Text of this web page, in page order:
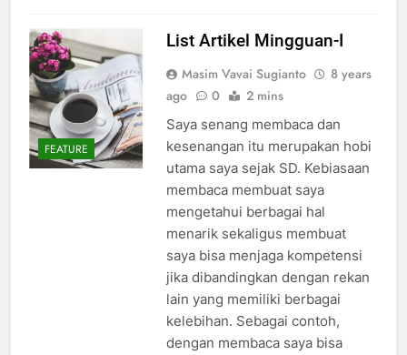
FEATURE
List Artikel Mingguan-I
Masim Vavai Sugianto
8 years
ago
0 2 mins
Saya senang membaca dan
kesenangan itu merupakan hobi
utama saya sejak SD. Kebiasaan
membaca membuat saya
mengetahui berbagai hal
menarik sekaligus membuat
saya bisa menjaga kompetensi
jika dibandingkan dengan rekan
lain yang memiliki berbagai
kelebihan. Sebagai contoh,
dengan membaca saya bisa